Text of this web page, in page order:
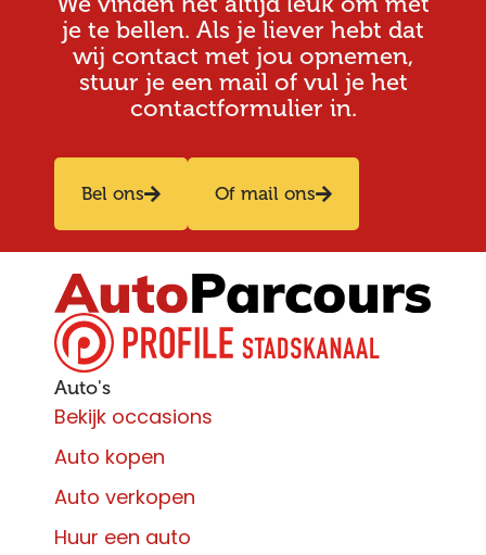
je te bellen. Als je liever hebt dat
wij contact met jou opnemen,
stuur je een mail of vul je het
contactformulier in.
Bel ons Of mail ons
Auto's
Bekijk occasions
Auto kopen
Auto verkopen
Huur een auto